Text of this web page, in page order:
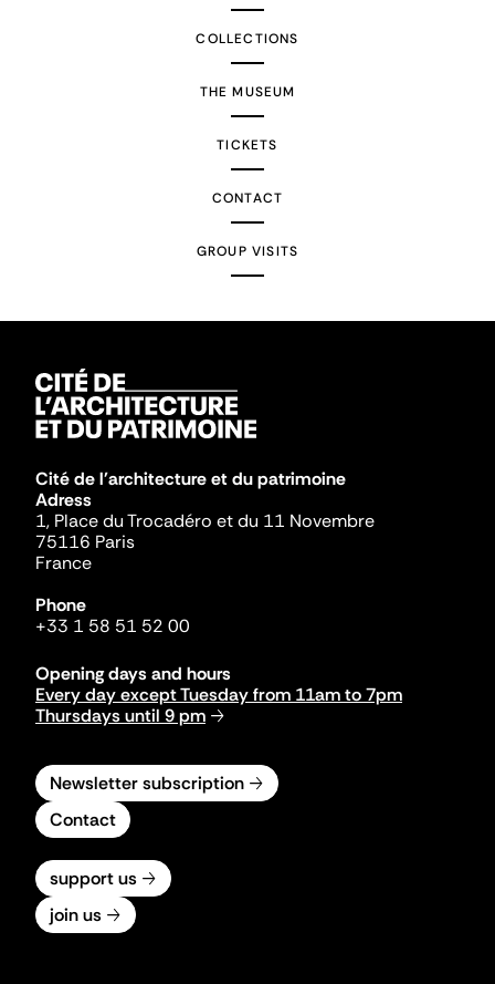
COLLECTIONS
THE MUSEUM
TICKETS
CONTACT
GROUP VISITS
Cité de l'architecture et du patrimoine
Adress
1, Place du Trocadéro et du 11 Novembre
75116 Paris
France
Phone
+33 1 58 51 52 00
Opening days and hours
Every day except Tuesday from 11am to 7pm
Thursdays until 9 pm
Newsletter subscription
Contact
support us
join us